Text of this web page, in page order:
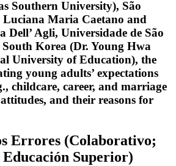
Southern University), São
Maria Caetano and
Dell’ Agli, Universidade de São
Korea (Dr. Young Hwa
University of Education), the
young adults’ expectations
childcare, career, and marriage
and their reasons for
Errores (Colaborativo;
Superior)